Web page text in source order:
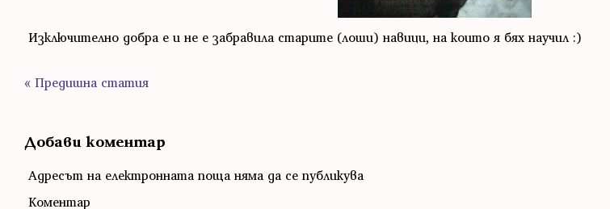
Изключително добра е и не е забравила старите (лоши) навици, на които я бях научил :)
« Предишна статия
Добави коментар
Адресът на електронната поща няма да се публикува
Коментар